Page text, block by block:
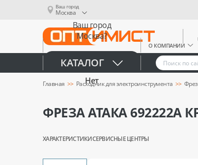
Ваш город
Москва
Ваш город
Москва?
Да
Нет
О КОМПАНИИ
КАТАЛОГ
Главная Расходник для электроинструмента
ФРЕЗА АТАКА 692222А
ХАРАКТЕРИСТИКИСЕРВИСНЫЕ ЦЕНТРЫ